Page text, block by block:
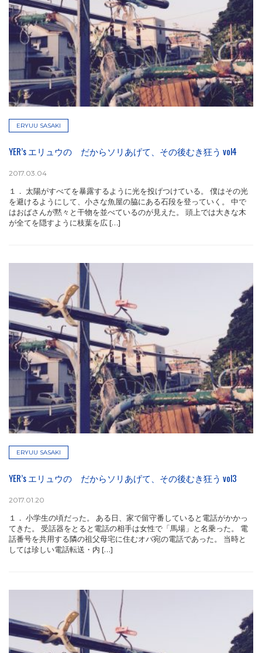
ERYUU SASAKI
YER’s エリュウの だからソリあげて、その後むき狂う vol4
2017.03.04
１． 太陽がすべてを暴露するように光を投げつけている。 僕はその光
を避けるようにして、小さな魚屋の脇にある石段を登っていく。 中で
はおばさんが黙々と干物を並べているのが見えた。 頭上では大きな木
が全てを隠すように枝葉を広 […]
ERYUU SASAKI
YER’s エリュウの だからソリあげて、その後むき狂う vol3
2017.01.20
１． 小学生の頃だった。 ある日、家で留守番していると電話がかかっ
てきた。 受話器をとると電話の相手は女性で「馬場」と名乗った。 電
話番号を共用する隣の祖父母宅に住むオバ宛の電話であった。 当時と
しては珍しい電話転送・内 […]